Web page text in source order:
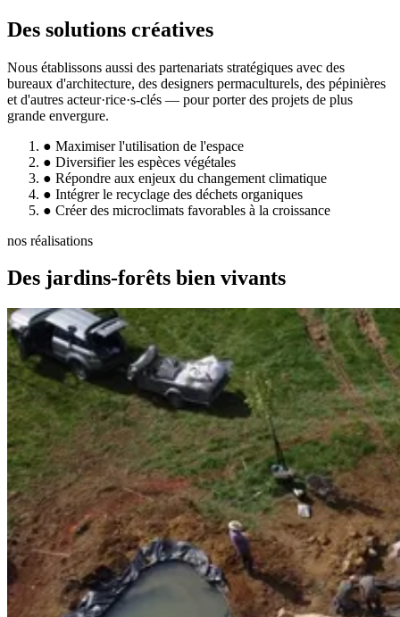
Des solutions créatives
Nous établissons aussi des partenariats stratégiques avec des
bureaux d'architecture, des designers permaculturels, des pépinières
et d'autres acteur·rice·s-clés — pour porter des projets de plus
grande envergure.
● Maximiser l'utilisation de l'espace
● Diversifier les espèces végétales
● Répondre aux enjeux du changement climatique
● Intégrer le recyclage des déchets organiques
● Créer des microclimats favorables à la croissance
nos réalisations
Des jardins-forêts bien vivants